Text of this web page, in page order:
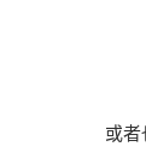
或者